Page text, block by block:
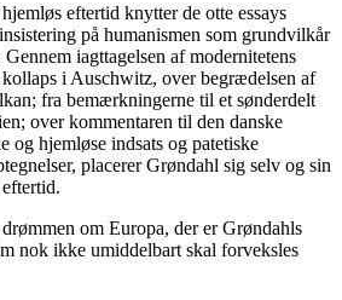
eftertid knytter de otte essays
på humanismen som grundvilkår
iagttagelsen af modernitetens
i Auschwitz, over begrædelsen af
fra bemærkningerne til et sønderdelt
over kommentaren til den danske
og hjemløse indsats og patetiske
placerer Grøndahl sig selv og sin
om Europa, der er Grøndahls
nok ikke umiddelbart skal forveksles